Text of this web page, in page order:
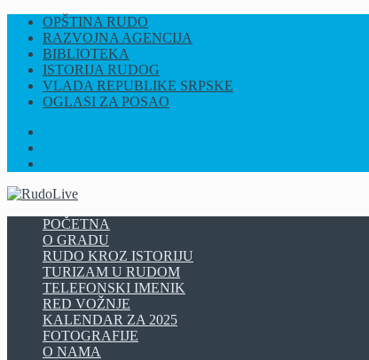
OPŠTINA RUDO
RAZVOJNA AGENCIJA
BIBLIOTEKA
ISTORIJA RUDOG
VLADA REPUBLIKE SRPSKE
OGLASI ZA POSAO
POČETNA
O GRADU
RUDO KROZ ISTORIJU
TURIZAM U RUDOM
TELEFONSKI IMENIK
RED VOŽNJE
KALENDAR ZA 2025
FOTOGRAFIJE
O NAMA